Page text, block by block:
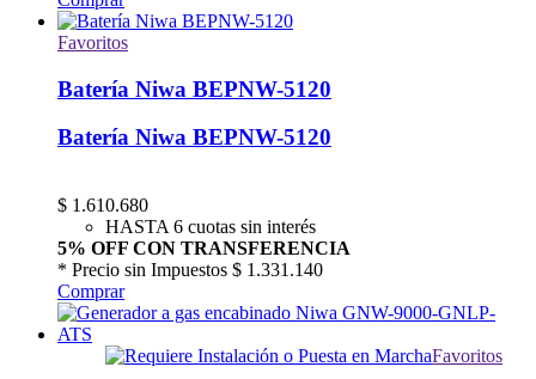
Favoritos
Batería Niwa BEPNW-5120
Batería Niwa BEPNW-5120
$ 1.610.680
HASTA 6 cuotas sin interés
5% OFF CON TRANSFERENCIA
* Precio sin Impuestos $ 1.331.140
Comprar
Favoritos